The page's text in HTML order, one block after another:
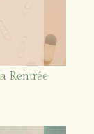
Rentrée